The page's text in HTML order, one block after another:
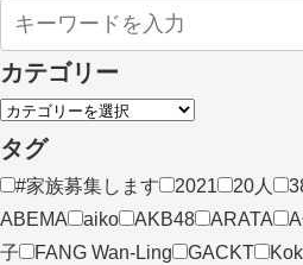
カテゴリー
タグ
#家族募集します 2021 20人
ABEMA
aiko AKB48 ARATA
子
FANG Wan-Ling GACKT